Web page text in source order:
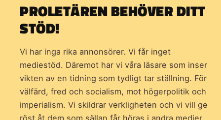
PROLETÄREN BEHÖVER DITT
STÖD!
Vi har inga rika annonsörer. Vi får inget
mediestöd. Däremot har vi våra läsare som inser
vikten av en tidning som tydligt tar ställning. För
välfärd, fred och socialism, mot högerpolitik och
imperialism. Vi skildrar verkligheten och vi vill ge
röst åt dem som sällan får höras i andra medier.